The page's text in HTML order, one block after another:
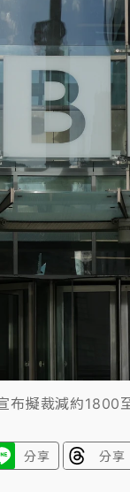
始末曝！律師掮
手鐶拄拐杖現身
EZ Way若改由
霸戰桃園 公開
布擬裁減約
分享 分享